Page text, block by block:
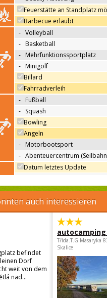
Feuerstätte an Standplatz
Barbecue erlaubt
- Volleyball
- Basketball
- Mehrfunktionssportplatz
- Minigolf
Billard
Fahrradverleih
- Fußball
- Squash
Bowling
Angeln
- Motorbootsport
- Abenteuercentrum
Datum letztes Update
auch interessieren
befindet
Dorf
weit von dem
nad...
autocamping
Třída.T.G.Masaryka
Skalice